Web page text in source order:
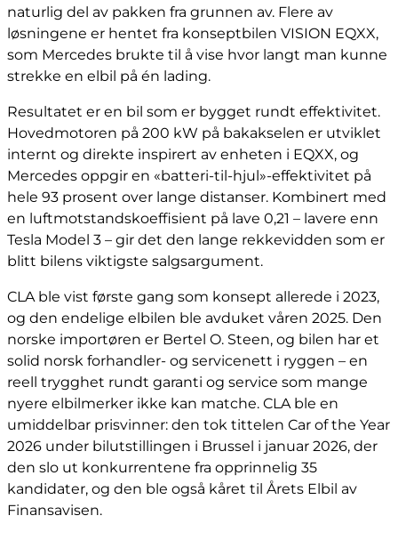
naturlig del av pakken fra grunnen av. Flere av
løsningene er hentet fra konseptbilen VISION EQXX,
som Mercedes brukte til å vise hvor langt man kunne
strekke en elbil på én lading.
Resultatet er en bil som er bygget rundt effektivitet.
Hovedmotoren på 200 kW på bakakselen er utviklet
internt og direkte inspirert av enheten i EQXX, og
Mercedes oppgir en «batteri-til-hjul»-effektivitet på
hele 93 prosent over lange distanser. Kombinert med
en luftmotstandskoeffisient på lave 0,21 – lavere enn
Tesla Model 3 – gir det den lange rekkevidden som er
blitt bilens viktigste salgsargument.
CLA ble vist første gang som konsept allerede i 2023,
og den endelige elbilen ble avduket våren 2025. Den
norske importøren er Bertel O. Steen, og bilen har et
solid norsk forhandler- og servicenett i ryggen – en
reell trygghet rundt garanti og service som mange
nyere elbilmerker ikke kan matche. CLA ble en
umiddelbar prisvinner: den tok tittelen Car of the Year
2026 under bilutstillingen i Brussel i januar 2026, der
den slo ut konkurrentene fra opprinnelig 35
kandidater, og den ble også kåret til Årets Elbil av
Finansavisen.